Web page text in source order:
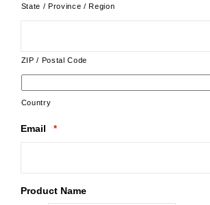
State / Province / Region
ZIP / Postal Code
Country
Email *
Product Name